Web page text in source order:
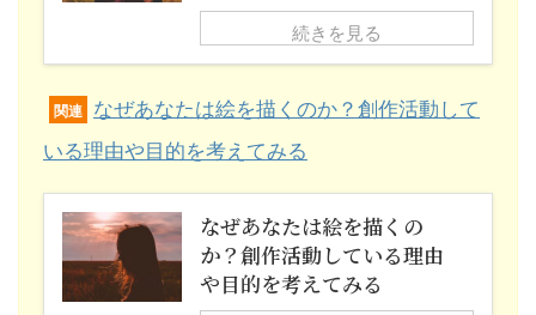
続きを見る
関連 なぜあなたは絵を描くのか？創作活動して
いる理由や目的を考えてみる
なぜあなたは絵を描くの
か？創作活動している理由
や目的を考えてみる